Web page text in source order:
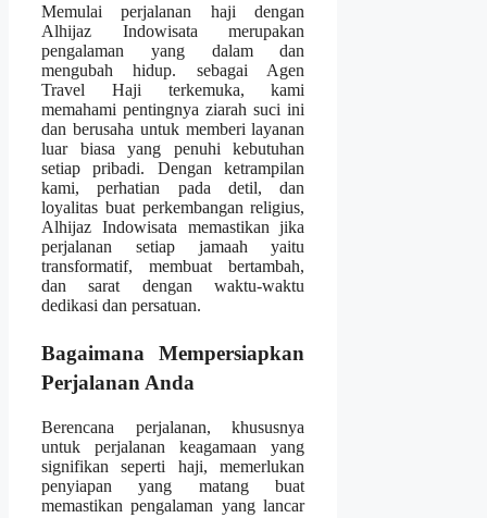
Memulai perjalanan haji dengan
Alhijaz Indowisata merupakan
pengalaman yang dalam dan
mengubah hidup. sebagai Agen
Travel Haji terkemuka, kami
memahami pentingnya ziarah suci ini
dan berusaha untuk memberi layanan
luar biasa yang penuhi kebutuhan
setiap pribadi. Dengan ketrampilan
kami, perhatian pada detil, dan
loyalitas buat perkembangan religius,
Alhijaz Indowisata memastikan jika
perjalanan setiap jamaah yaitu
transformatif, membuat bertambah,
dan sarat dengan waktu-waktu
dedikasi dan persatuan.
Bagaimana Mempersiapkan
Perjalanan Anda
Berencana perjalanan, khususnya
untuk perjalanan keagamaan yang
signifikan seperti haji, memerlukan
penyiapan yang matang buat
memastikan pengalaman yang lancar